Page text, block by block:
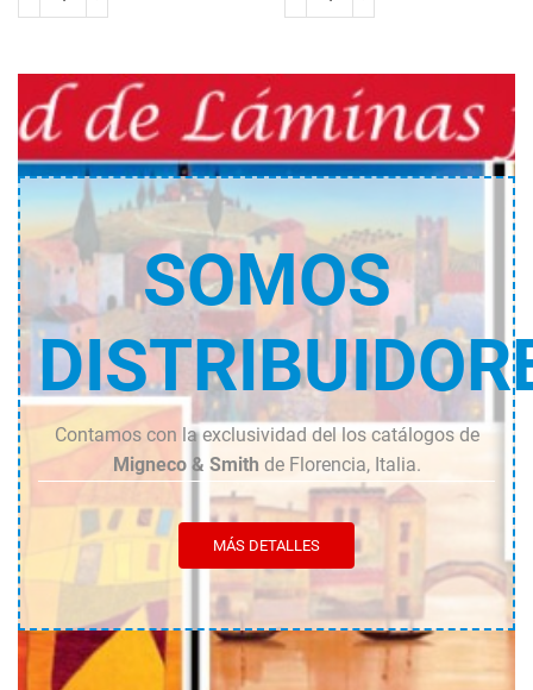
983
861
SOMOS
Contamos con la exclusividad del los catálogos de
Migneco & Smith de Florencia, Italia.
MÁS DETALLES